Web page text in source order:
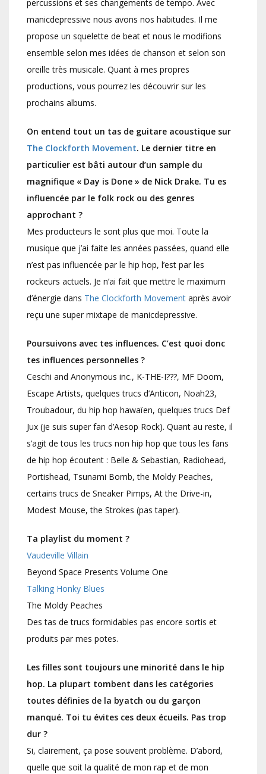
percussions et ses changements de tempo. Avec
manicdepressive nous avons nos habitudes. Il me
propose un squelette de beat et nous le modifions
ensemble selon mes idées de chanson et selon son
oreille très musicale. Quant à mes propres
productions, vous pourrez les découvrir sur les
prochains albums.
On entend tout un tas de guitare acoustique sur
The Clockforth Movement. Le dernier titre en
particulier est bâti autour d’un sample du
magnifique « Day is Done » de Nick Drake. Tu es
influencée par le folk rock ou des genres
approchant ?
Mes producteurs le sont plus que moi. Toute la
musique que j’ai faite les années passées, quand elle
n’est pas influencée par le hip hop, l’est par les
rockeurs actuels. Je n’ai fait que mettre le maximum
d’énergie dans The Clockforth Movement après avoir
reçu une super mixtape de manicdepressive.
Poursuivons avec tes influences. C’est quoi donc
tes influences personnelles ?
Ceschi and Anonymous inc., K-THE-I???, MF Doom,
Escape Artists, quelques trucs d’Anticon, Noah23,
Troubadour, du hip hop hawaïen, quelques trucs Def
Jux (je suis super fan d’Aesop Rock). Quant au reste, il
s’agit de tous les trucs non hip hop que tous les fans
de hip hop écoutent : Belle & Sebastian, Radiohead,
Portishead, Tsunami Bomb, the Moldy Peaches,
certains trucs de Sneaker Pimps, At the Drive-in,
Modest Mouse, the Strokes (pas taper).
Ta playlist du moment ?
Vaudeville Villain
Beyond Space Presents Volume One
Talking Honky Blues
The Moldy Peaches
Des tas de trucs formidables pas encore sortis et
produits par mes potes.
Les filles sont toujours une minorité dans le hip
hop. La plupart tombent dans les catégories
toutes définies de la byatch ou du garçon
manqué. Toi tu évites ces deux écueils. Pas trop
dur ?
Si, clairement, ça pose souvent problème. D’abord,
quelle que soit la qualité de mon rap et de mon